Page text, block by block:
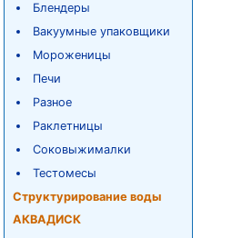
Блендеры
Вакуумные упаковщики
Мороженицы
Печи
Разное
Раклетницы
Соковыжималки
Тестомесы
Структурирование воды
АКВАДИСК